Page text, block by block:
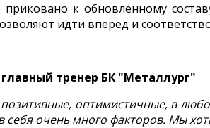
к обновлённому
идти вперёд и
тренер БК "Металлург"
оптимистичные, в
себя очень много факторов. Мы